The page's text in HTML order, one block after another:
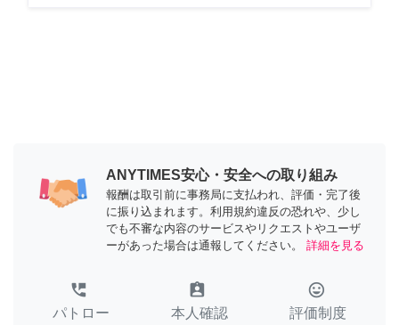
ANYTIMES安心・安全への取り組み
報酬は取引前に事務局に支払われ、評価・完了後
に振り込まれます。利用規約違反の恐れや、少し
でも不審な内容のサービスやリクエストやユーザ
ーがあった場合は通報してください。
詳細を見る
perm_phone_msg
パトロー
assignment_ind
本人確認
tag_faces
評価制度